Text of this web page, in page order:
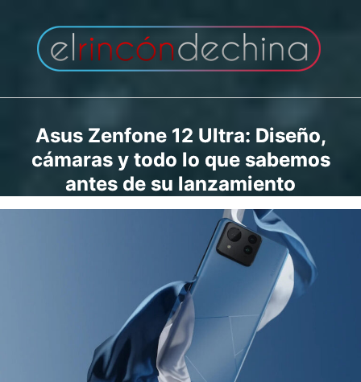
contenido
Asus Zenfone 12 Ultra: Diseño,
cámaras y todo lo que sabemos
antes de su lanzamiento